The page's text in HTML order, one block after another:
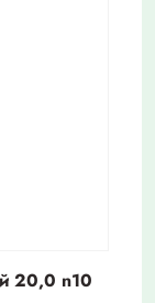
20,0 n10